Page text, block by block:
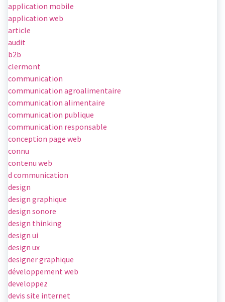
application mobile
application web
article
audit
b2b
clermont
communication
communication agroalimentaire
communication alimentaire
communication publique
communication responsable
conception page web
connu
contenu web
d communication
design
design graphique
design sonore
design thinking
design ui
design ux
designer graphique
développement web
developpez
devis site internet